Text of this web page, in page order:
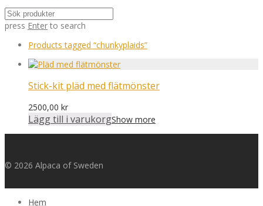
press Enter to search
Products tagged “chunkyplaids”
Stick-kit pläd med flätmönster
2500,00 kr
Lägg till i varukorgShow more
© 2026 Alpaca of Sweden
Hem